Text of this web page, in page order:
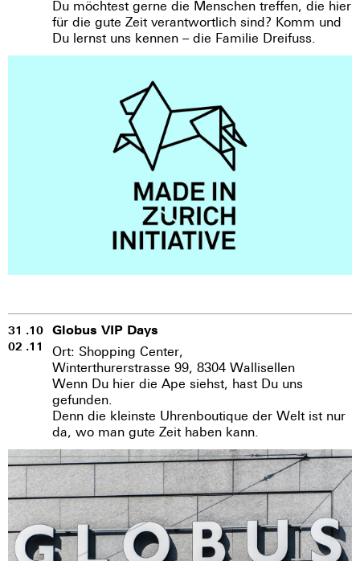
Du möchtest gerne die Menschen treffen, die hier
für die gute Zeit verantwortlich sind? Komm und
Du lernst uns kennen – die Familie Dreifuss.
31 .10
02 .11
Globus VIP Days
Ort: Shopping Center,
Winterthurerstrasse 99, 8304 Wallisellen
Wenn Du hier die Ape siehst, hast Du uns
gefunden.
Denn die kleinste Uhrenboutique der Welt ist nur
da, wo man gute Zeit haben kann.